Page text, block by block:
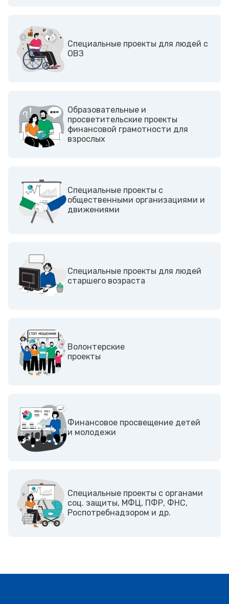
Cпециальные проекты для людей с
ОВЗ
Образовательные и
просветительские проекты
финансовой грамотности для
взрослых
Cпециальные проекты с
общественными организациями и
движениями
Специальные проекты для людей
старшего возраста
Волонтерские
проекты
Финансовое просвещение детей
и молодежи
Cпециальные проекты с органами
соц. защиты, МФЦ, ПФР, ФНС,
Роспотребнадзором и др.